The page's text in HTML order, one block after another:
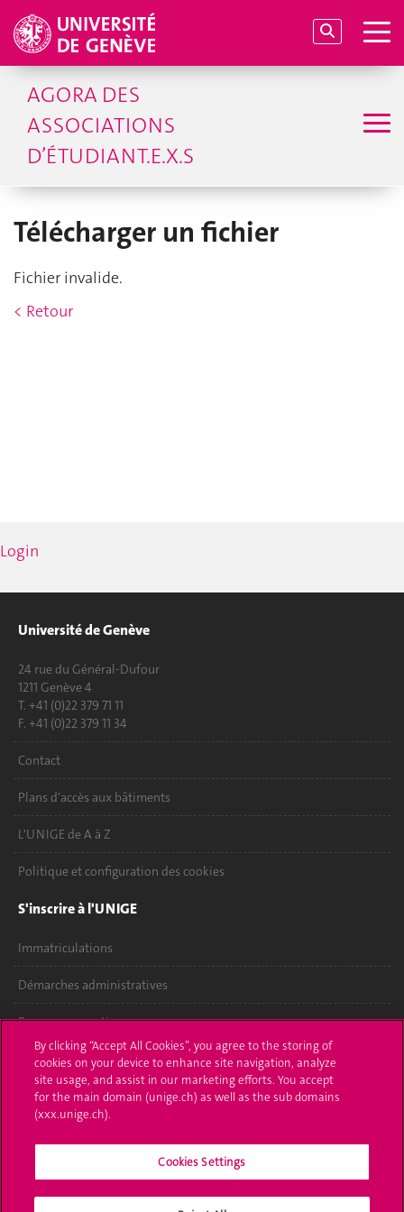
AGORA DES
ASSOCIATIONS
D’ÉTUDIANT.E.X.S
Télécharger un fichier
Fichier invalide.
< Retour
Login
Université de Genève
24 rue du Général-Dufour
1211 Genève 4
T. +41 (0)22 379 71 11
F. +41 (0)22 379 11 34
Contact
Plans d'accès aux bâtiments
L'UNIGE de A à Z
Politique et configuration des cookies
S'inscrire à l'UNIGE
Immatriculations
Démarches administratives
Poser une question
L'UNIGE vous informe
UNIGE Mobile
By clicking “Accept All Cookies”, you agree to the storing of
cookies on your device to enhance site navigation, analyze
site usage, and assist in our marketing efforts. You accept
for the main domain (unige.ch) as well as the sub domains
(xxx.unige.ch).
Cookies Settings